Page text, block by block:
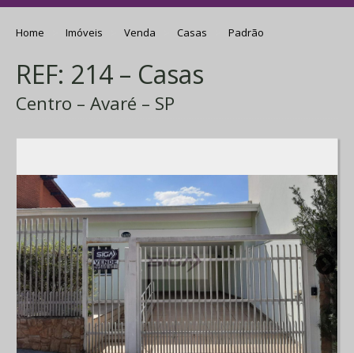
Home Imóveis Venda Casas Padrão
REF: 214 – Casas
Centro – Avaré – SP